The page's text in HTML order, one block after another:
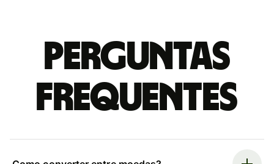
Perguntas
frequentes